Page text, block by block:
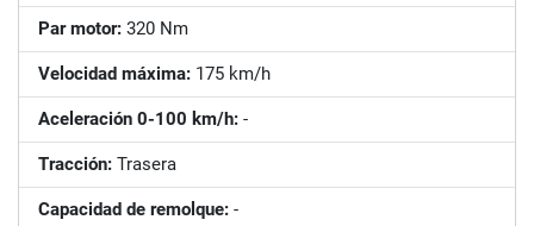
Par motor: 320 Nm
Velocidad máxima: 175 km/h
Aceleración 0-100 km/h: -
Tracción: Trasera
Capacidad de remolque: -